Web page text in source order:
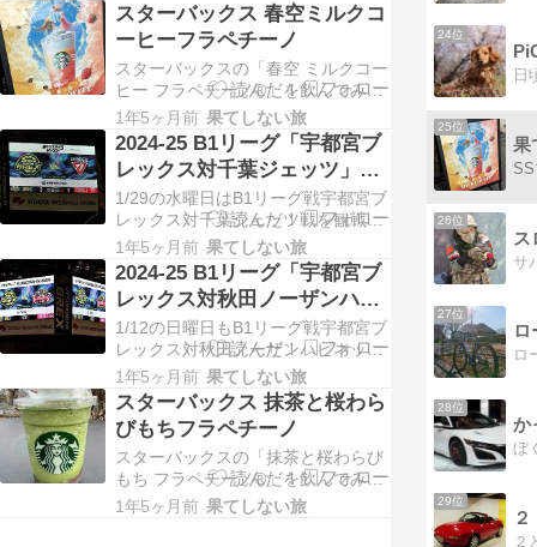
スターバックス 春空ミルクコ
ーヒーフラペチーノ
スターバックスの「春空 ミルクコー
ヒー フラペチーノ®」を飲んでみま
した。春空をイメージしたふわふわ
ミルクムースと、ぷるんとした食感
でミルキーな風味のプリンが織りな
す優しい味わいのミルクコーヒー フ
ラ...
1年5ヶ月前 果てしない旅
2024-25 B1リーグ「宇都宮ブ
レックス対千葉ジェッツ」戦
を観戦に
1/29の水曜日はB1リーグ戦宇都宮ブ
レックス対千葉ジェッツ戦を観戦し
てきました。（会場はブレックスア
リーナ宇都宮）当日の観戦席は1Fエ
ンド指定席Bブロックで、ファンク
ラブ先行購入￥7,000円の座席にな
ります...
1年5ヶ月前 果てしない旅
2024-25 B1リーグ「宇都宮ブ
レックス対秋田ノーザンハピ
ネッツ」戦を観戦に
1/12の日曜日もB1リーグ戦宇都宮ブ
レックス対秋田ノーザンハピネッツ
戦を観戦してきました。（会場はブ
レックスアリーナ宇都宮）当日の観
戦席は2Fサイド指定席Bブロック
で、ファンクラブ先行購入￥3,800
円の座席...
1年5ヶ月前 果てしない旅
スターバックス 抹茶と桜わら
びもちフラペチーノ
スターバックスの「抹茶と桜わらび
もち フラペチーノ®」を飲んでみま
した。桜風味のわらびもちに相性の
良い抹茶を合わせた、春らしい色合
1年5ヶ月前 果てしない旅
24位
25位
果
26位
27位
ロ
28位
か
29位